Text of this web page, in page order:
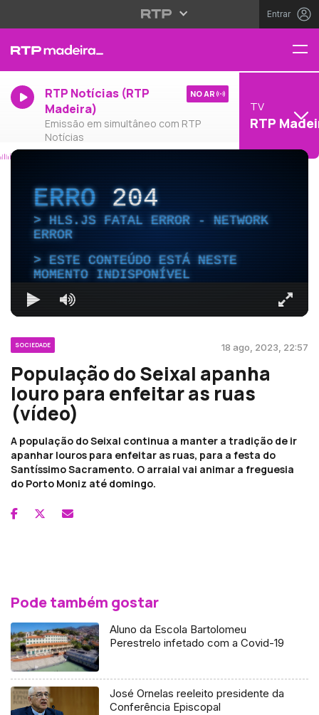
Entrar
RTP Notícias (RTP
Madeira)
Emissão em simultâneo com RTP
Notícias
NO AR
TV
RTP
ERRO204
HLS.JS FATAL ERROR - NETWORK
ERROR
ESTE CONTEÚDO ESTÁ NESTE
MOMENTO INDISPONÍVEL
SOCIEDADE 18 ago, 2023, 22:57
População do Seixal apanha
louro para enfeitar as ruas
(vídeo)
A população do Seixal continua a manter a tradição de ir
apanhar louros para enfeitar as ruas, para a festa do
Santíssimo Sacramento. O arraial vai animar a freguesia
do Porto Moniz até domingo.
Pode também gostar
Aluno da Escola Bartolomeu
Perestrelo infetado com a Covid-19
José Ornelas reeleito presidente da
Conferência Episcopal